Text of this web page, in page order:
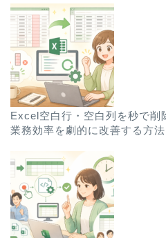
Excel空白行・空白列を秒で削
業務効率を劇的に改善する方法